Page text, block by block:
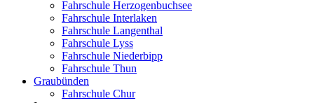
Fahrschule Herzogenbuchsee
Fahrschule Interlaken
Fahrschule Langenthal
Fahrschule Lyss
Fahrschule Niederbipp
Fahrschule Thun
Graubünden
Fahrschule Chur